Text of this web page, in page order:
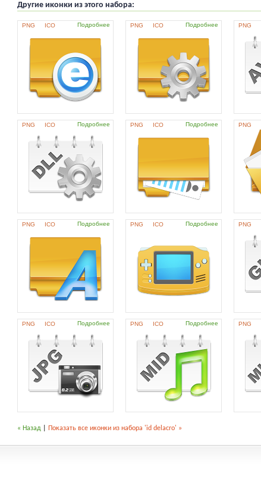
Другие иконки из этого набора:
PNG ICO Подробнее PNG ICO Подробнее PNG
PNG ICO Подробнее PNG ICO Подробнее PNG
PNG ICO Подробнее PNG ICO Подробнее PNG
PNG ICO Подробнее PNG ICO Подробнее PNG
« Назад Показать все иконки из набора 'id delacro' »